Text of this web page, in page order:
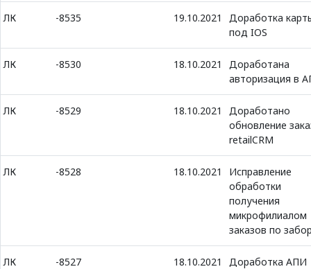
ЛК -8535 19.10.2021
Доработка
под IOS
ЛК -8530 18.10.2021
Доработана
авторизация в
ЛК -8529 18.10.2021
Доработано
обновление
retailCRM
ЛК -8528 18.10.2021
Исправление
обработки
получения
микрофилиалом
заказов по
ЛК -8527 18.10.2021
Доработка АПИ